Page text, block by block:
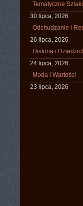
Tematyczne
30 lipca, 2026
Odchudzanie i
26 lipca, 2026
Historia i
24 lipca, 2026
Moda i Wartości
23 lipca, 2026